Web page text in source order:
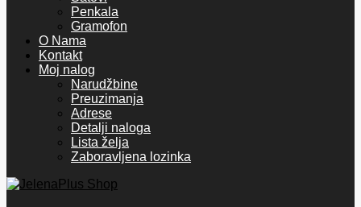
Penkala
Gramofon
O Nama
Kontakt
Moj nalog
Narudžbine
Preuzimanja
Adrese
Detalji naloga
Lista želja
Zaboravljena lozinka